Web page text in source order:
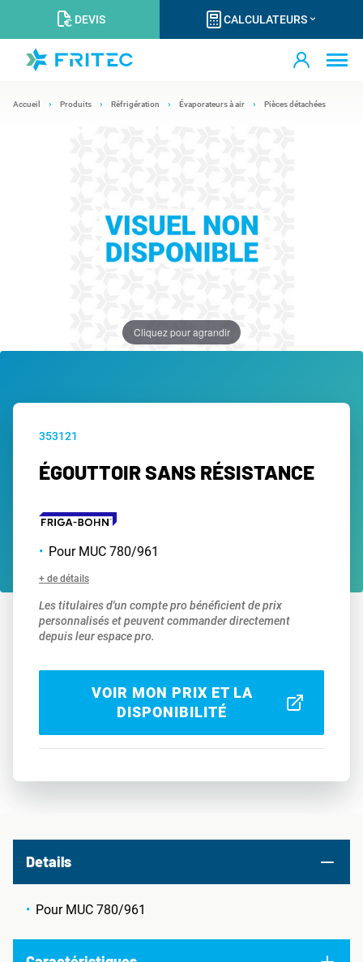
DEVIS CALCULATEURS
Accueil Produits Réfrigération Évaporateurs à air Pièces détachées
Cliquez pour agrandir
353121
ÉGOUTTOIR SANS RÉSISTANCE
Pour MUC 780/961
+ de détails
Les titulaires d'un compte pro bénéficient de prix
personnalisés et peuvent commander directement
depuis leur espace pro.
VOIR MON PRIX ET LA
DISPONIBILITÉ
Details
Pour MUC 780/961